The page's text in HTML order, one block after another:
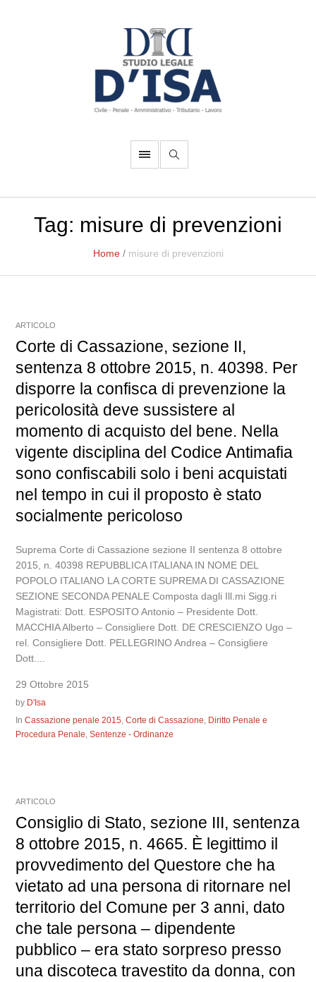
Tag: misure di prevenzioni
Home / misure di prevenzioni
ARTICOLO
Corte di Cassazione, sezione II,
sentenza 8 ottobre 2015, n. 40398. Per
disporre la confisca di prevenzione la
pericolosità deve sussistere al
momento di acquisto del bene. Nella
vigente disciplina del Codice Antimafia
sono confiscabili solo i beni acquistati
nel tempo in cui il proposto è stato
socialmente pericoloso
Suprema Corte di Cassazione sezione II sentenza 8 ottobre
2015, n. 40398 REPUBBLICA ITALIANA IN NOME DEL
POPOLO ITALIANO LA CORTE SUPREMA DI CASSAZIONE
SEZIONE SECONDA PENALE Composta dagli Ill.mi Sigg.ri
Magistrati: Dott. ESPOSITO Antonio – Presidente Dott.
MACCHIA Alberto – Consigliere Dott. DE CRESCIENZO Ugo –
rel. Consigliere Dott. PELLEGRINO Andrea – Consigliere
Dott....
29 Ottobre 2015
by D'Isa
InCassazione penale 2015,Corte di Cassazione, Diritto Penale e
Procedura Penale,Sentenze - Ordinanze
ARTICOLO
Consiglio di Stato, sezione III, sentenza
8 ottobre 2015, n. 4665. È legittimo il
provvedimento del Questore che ha
vietato ad una persona di ritornare nel
territorio del Comune per 3 anni, dato
che tale persona – dipendente
pubblico – era stato sorpreso presso
una discoteca travestito da donna, con